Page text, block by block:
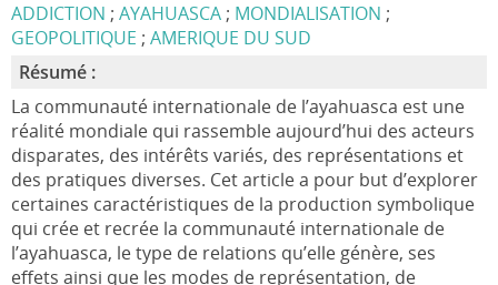
ADDICTION ; AYAHUASCA; MONDIALISATION ;
GEOPOLITIQUE ; AMERIQUE DU SUD
Résumé :
La communauté internationale de l’ayahuasca est une
réalité mondiale qui rassemble aujourd’hui des acteurs
disparates, des intérêts variés, des représentations et
des pratiques diverses. Cet article a pour but d’explorer
certaines caractéristiques de la production symbolique
qui crée et recrée la communauté internationale de
l’ayahuasca, le type de relations qu’elle génère, ses
effets ainsi que les modes de représentation, de